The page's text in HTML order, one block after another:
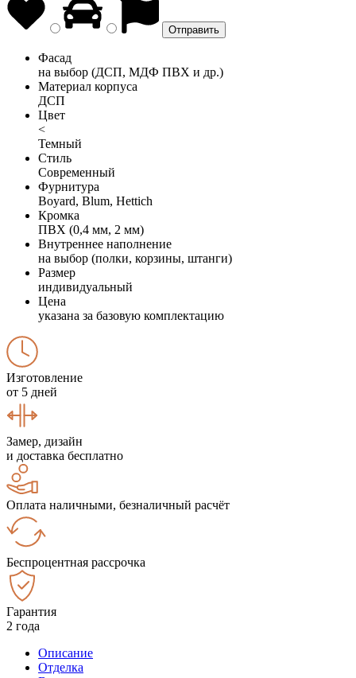
Фасад
на выбор (ДСП, МДФ ПВХ и др.)
Материал корпуса
ДСП
Цвет
<
Темный
Стиль
Современный
Фурнитура
Boyard, Blum, Hettich
Кромка
ПВХ (0,4 мм, 2 мм)
Внутреннее наполнение
на выбор (полки, корзины, штанги)
Размер
индивидуальный
Цена
указана за базовую комплектацию
Изготовление
от 5 дней
Замер, дизайн
и доставка бесплатно
Оплата наличными, безналичный расчёт
Беспроцентная рассрочка
Гарантия
2 года
Описание
Отделка